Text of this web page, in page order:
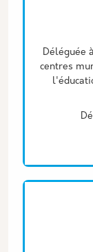
Déléguée
centres